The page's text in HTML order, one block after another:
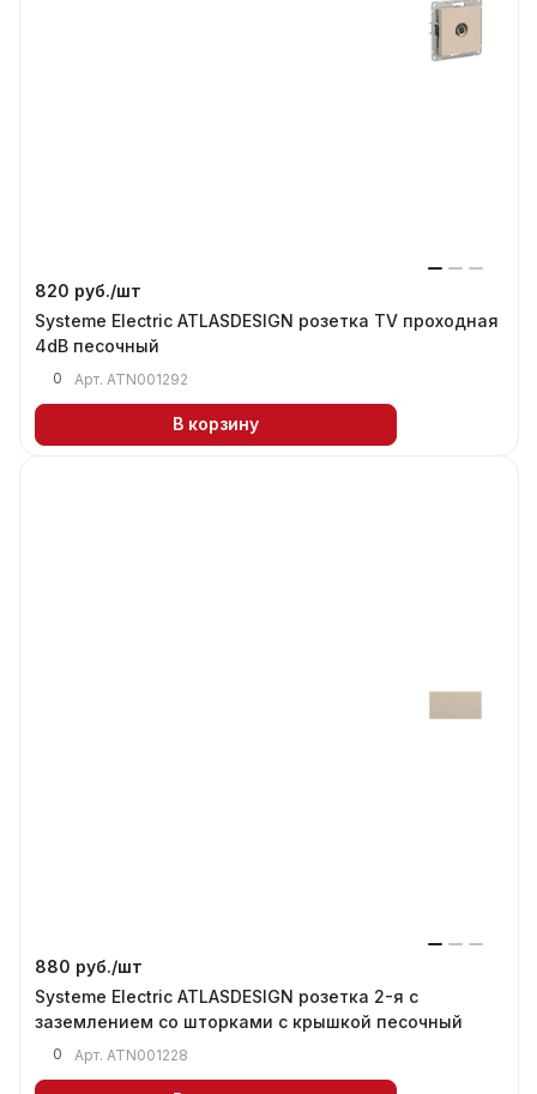
820 руб./шт
Systeme Electric ATLASDESIGN розетка TV проходная
4dB песочный
0 Арт. ATN001292
В корзину
880 руб./шт
Systeme Electric ATLASDESIGN розетка 2-я с
заземлением со шторками с крышкой песочный
0 Арт. ATN001228